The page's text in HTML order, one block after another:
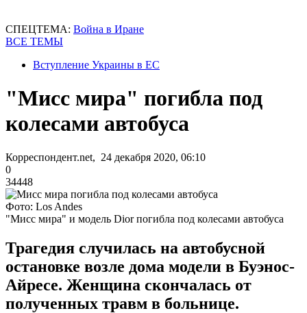
СПЕЦТЕМА: Война в Иране
ВСЕ ТЕМЫ
Вступление Украины в ЕС
"Мисс мира" погибла под
колесами автобуса
Корреспондент.net, 24 декабря 2020, 06:10
0
34448
Фото: Los Andes
"Мисс мира" и модель Dior погибла под колесами автобуса
Трагедия случилась на автобусной
остановке возле дома модели в Буэнос-
Айресе. Женщина скончалась от
полученных травм в больнице.